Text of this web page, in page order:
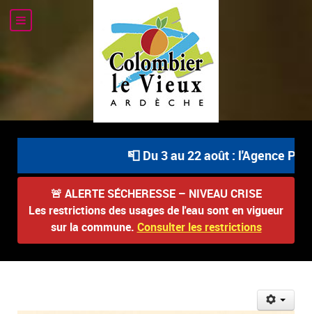
📮 Du 3 au 22 août : l'Agence
🚨 ALERTE SÉCHERESSE – NIVEAU CRISE
Les restrictions des usages de l'eau sont en vigueur
sur la commune. Consulter les restrictions